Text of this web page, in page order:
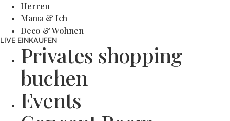
Herren
Mama & Ich
Deco & Wohnen
LIVE EINKAUFEN
Privates shopping
buchen
Events